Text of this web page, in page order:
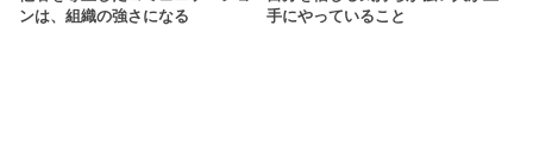
ンは、組織の強さになる
手にやっていること